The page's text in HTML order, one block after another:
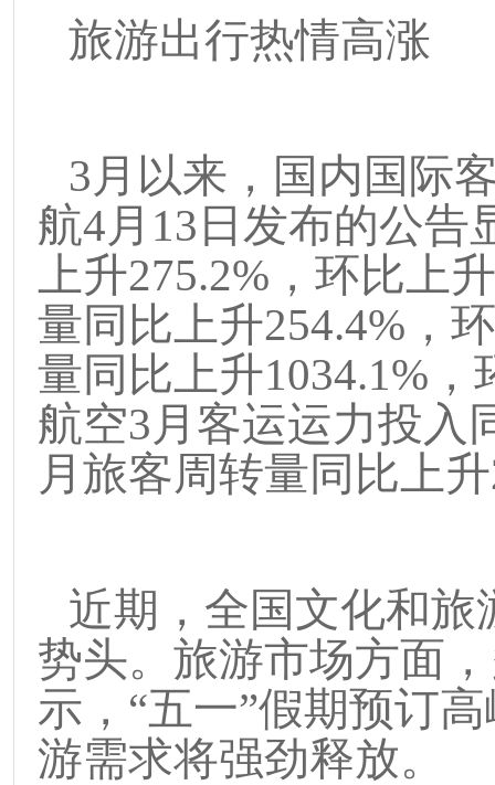
旅游出行热情高涨
3 月以来，国内国际
航4月 13 日发布的公告
上升275.2% ，环比上升
量同比上升254.4% ，
量同比上升1034.1%
航空3 月客运运力投入
月旅客周转量同比上升
近期，全国文化和
势头。旅游市场方面
示， “五一”假期预订
游需求将强劲释放。